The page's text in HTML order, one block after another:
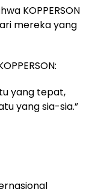
KOPPERSON
mereka yang
yang tepat,
yang sia-sia.”